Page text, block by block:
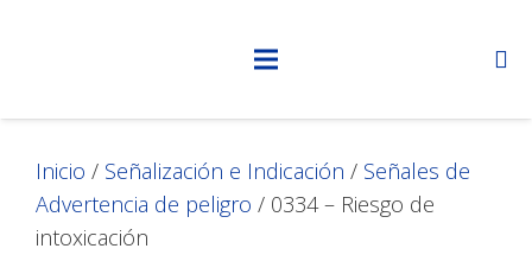
Inicio / Señalización e Indicación / Señales de
Advertencia de peligro / 0334 – Riesgo de
intoxicación